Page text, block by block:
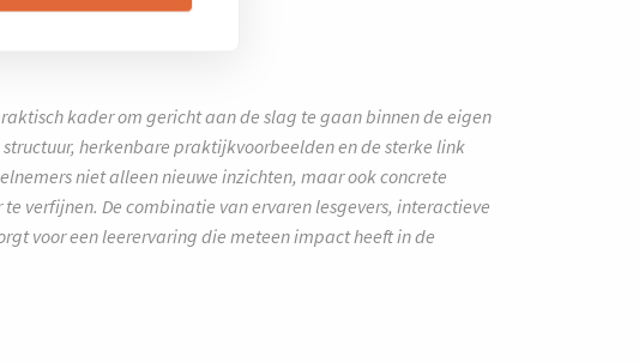
kader om gericht aan de slag te gaan binnen de eigen
herkenbare praktijkvoorbeelden en de sterke link
niet alleen nieuwe inzichten, maar ook concrete
verfijnen. De combinatie van ervaren lesgevers, interactieve
voor een leerervaring die meteen impact heeft in de